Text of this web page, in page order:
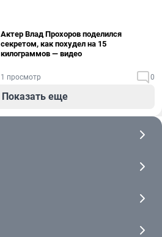
Актер Влад Прохоров поделился
секретом, как похудел на 15
килограммов — видео
1 просмотр 0
Показать еще